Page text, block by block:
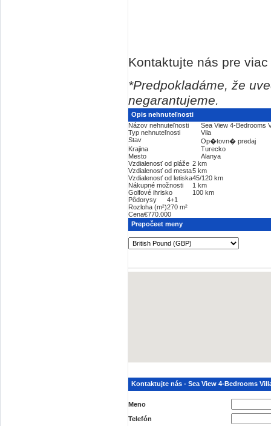
Kontaktujte nás pre
*Predpokladáme, že
negarantujeme.
Opis nehnuteľnosti
Názov nehnuteľnosti
Sea View 4-Bedrooms
Typ nehnuteľnosti
Vila
Stav
Op�tovn� predaj
Krajina
Turecko
Mesto
Alanya
Vzdialenosť od pláže 2 km
Vzdialenosť od mesta5 km
Vzdialenosť od letiska45/120 km
Nákupné možnosti
1 km
Golfové ihrisko
100 km
Pôdorysy
4+1
Rozloha (m²)270 m²
Cena€770.000
Prepočeet meny
Kontaktujte nás - Sea View 4-Bedrooms
Meno
Telefón